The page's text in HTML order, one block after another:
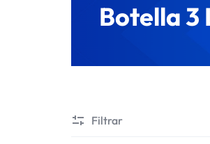
PLÁSTICOS
Botella 3
Filtrar